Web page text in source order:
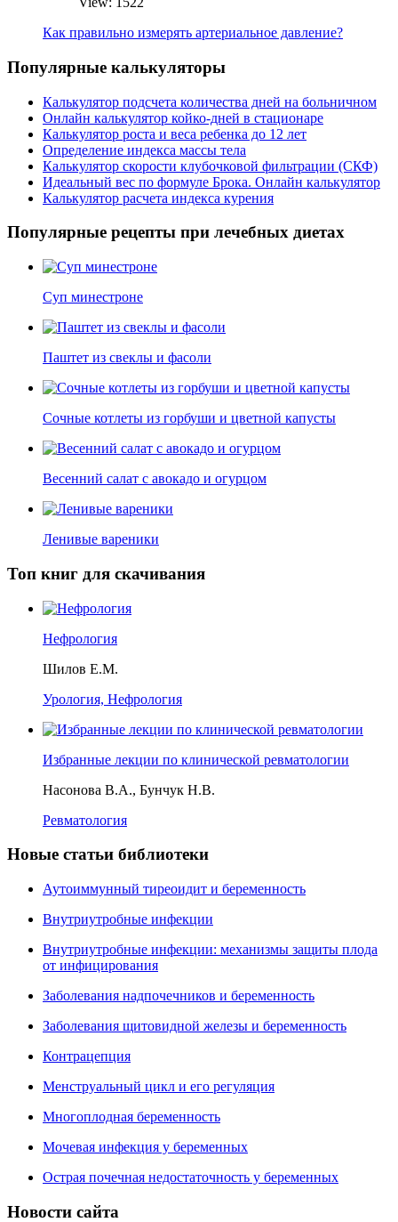
Как правильно измерять артериальное давление?
Популярные калькуляторы
Калькулятор подсчета количества дней на больничном
Онлайн калькулятор койко-дней в стационаре
Калькулятор роста и веса ребенка до 12 лет
Определение индекса массы тела
Калькулятор скорости клубочковой фильтрации (СКФ)
Идеальный вес по формуле Брока. Онлайн калькулятор
Калькулятор расчета индекса курения
Популярные рецепты при лечебных диетах
Суп минестроне
Паштет из свеклы и фасоли
Сочные котлеты из горбуши и цветной капусты
Весенний салат с авокадо и огурцом
Ленивые вареники
Топ книг для скачивания
Нефрология
Шилов Е.М.
Урология, Нефрология
Избранные лекции по клинической ревматологии
Насонова В.А., Бунчук Н.В.
Ревматология
Новые статьи библиотеки
Аутоиммунный тиреоидит и беременность
Внутриутробные инфекции
Внутриутробные инфекции: механизмы защиты плода
от инфицирования
Заболевания надпочечников и беременность
Заболевания щитовидной железы и беременность
Контрацепция
Менструальный цикл и его регуляция
Многоплодная беременность
Мочевая инфекция у беременных
Острая почечная недостаточность у беременных
Новости сайта